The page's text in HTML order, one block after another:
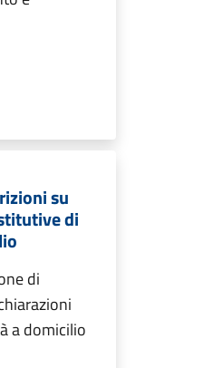
su
di
di
a domicilio